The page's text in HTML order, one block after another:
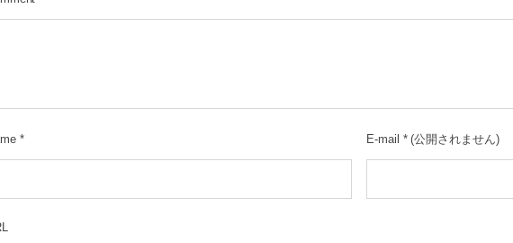
* E-mail *(公開されません)